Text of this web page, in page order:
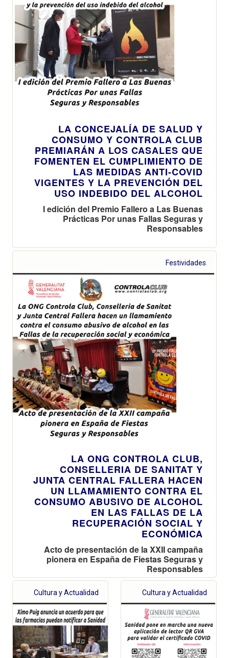
LA CONCEJALÍA DE SALUD Y
CONSUMO Y CONTROLA CLUB
PREMIARÁN A LOS CASALES QUE
FOMENTEN EL CUMPLIMIENTO DE
LAS MEDIDAS ANTI-COVID
VIGENTES Y LA PREVENCIÓN DEL
USO INDEBIDO DEL ALCOHOL
I edición del Premio Fallero a Las Buenas
Prácticas Por unas Fallas Seguras y
Responsables
Festividades
LA ONG CONTROLA CLUB,
CONSELLERIA DE SANITAT Y
JUNTA CENTRAL FALLERA HACEN
UN LLAMAMIENTO CONTRA EL
CONSUMO ABUSIVO DE ALCOHOL
EN LAS FALLAS DE LA
RECUPERACIÓN SOCIAL Y
ECONÓMICA
Acto de presentación de la XXII campaña
pionera en España de Fiestas Seguras y
Responsables
Cultura y Actualidad Cultura y Actualidad